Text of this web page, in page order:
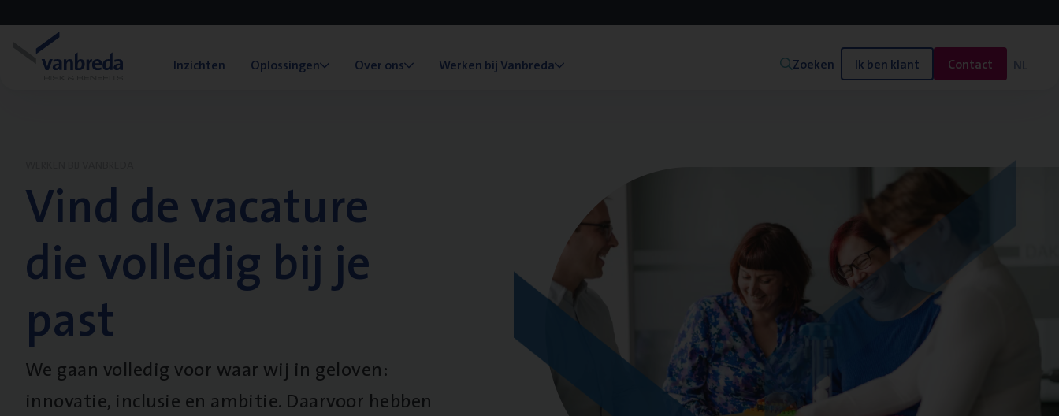
Inzichten Oplossingen Over ons Werken bij Vanbreda Zoeken Ik ben klant Contact NL
Vind de vacature
die volledig bij je
past
We gaan volledig voor waar wij in geloven:
innovatie, inclusie en ambitie. Daarvoor hebben